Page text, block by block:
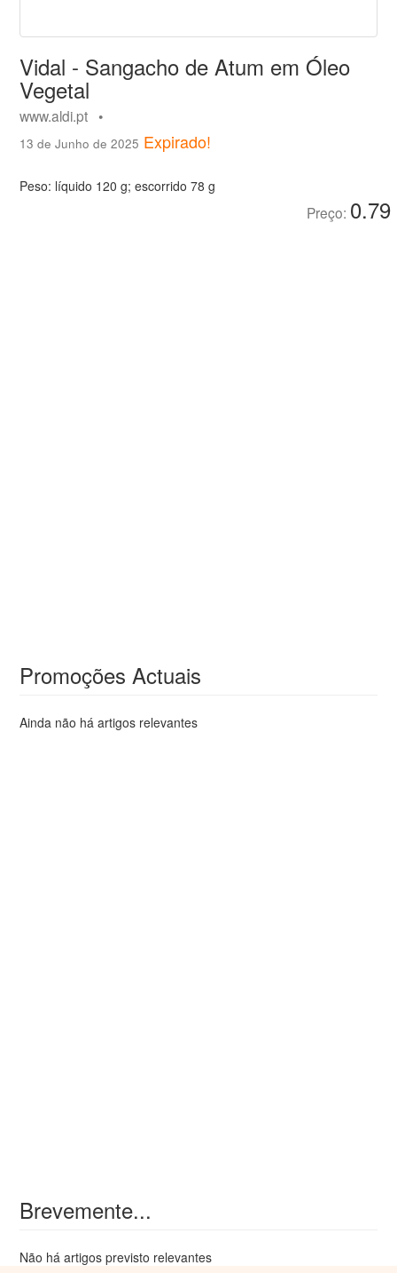
Vidal - Sangacho de Atum em Óleo
Vegetal
www.aldi.pt •
13 de Junho de 2025 Expirado!
Peso: líquido 120 g; escorrido 78 g
Preço: 0.79
Promoções Actuais
Ainda não há artigos relevantes
Brevemente...
Não há artigos previsto relevantes